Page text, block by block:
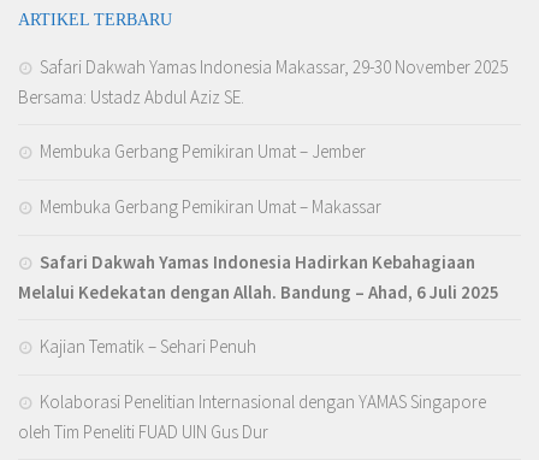
ARTIKEL TERBARU
Safari Dakwah Yamas Indonesia Makassar, 29-30 November 2025
Bersama: Ustadz Abdul Aziz SE.
Membuka Gerbang Pemikiran Umat – Jember
Membuka Gerbang Pemikiran Umat – Makassar
Safari Dakwah Yamas Indonesia Hadirkan Kebahagiaan
Melalui Kedekatan dengan Allah. Bandung – Ahad, 6 Juli 2025
Kajian Tematik – Sehari Penuh
Kolaborasi Penelitian Internasional dengan YAMAS Singapore
oleh Tim Peneliti FUAD UIN Gus Dur